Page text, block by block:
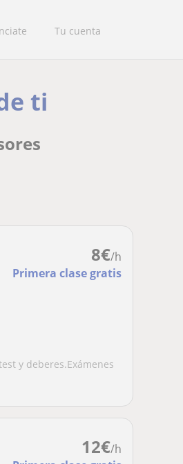
Tu cuenta
ti
8€/h
Primera clase gratis
y deberes.Exámenes
12€/h